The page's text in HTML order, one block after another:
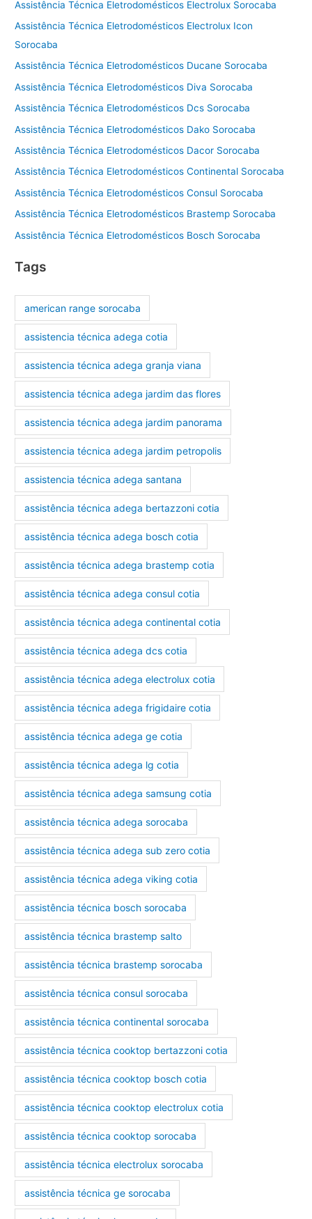
Assistência Técnica Eletrodomésticos Electrolux Sorocaba
Assistência Técnica Eletrodomésticos Electrolux Icon
Sorocaba
Assistência Técnica Eletrodomésticos Ducane Sorocaba
Assistência Técnica Eletrodomésticos Diva Sorocaba
Assistência Técnica Eletrodomésticos Dcs Sorocaba
Assistência Técnica Eletrodomésticos Dako Sorocaba
Assistência Técnica Eletrodomésticos Dacor Sorocaba
Assistência Técnica Eletrodomésticos Continental Sorocaba
Assistência Técnica Eletrodomésticos Consul Sorocaba
Assistência Técnica Eletrodomésticos Brastemp Sorocaba
Assistência Técnica Eletrodomésticos Bosch Sorocaba
Tags
american range sorocaba
assistencia técnica adega cotia
assistencia técnica adega granja viana
assistencia técnica adega jardim das flores
assistencia técnica adega jardim panorama
assistencia técnica adega jardim petropolis
assistencia técnica adega santana
assistência técnica adega bertazzoni cotia
assistência técnica adega bosch cotia
assistência técnica adega brastemp cotia
assistência técnica adega consul cotia
assistência técnica adega continental cotia
assistência técnica adega dcs cotia
assistência técnica adega electrolux cotia
assistência técnica adega frigidaire cotia
assistência técnica adega ge cotia
assistência técnica adega lg cotia
assistência técnica adega samsung cotia
assistência técnica adega sorocaba
assistência técnica adega sub zero cotia
assistência técnica adega viking cotia
assistência técnica bosch sorocaba
assistência técnica brastemp salto
assistência técnica brastemp sorocaba
assistência técnica consul sorocaba
assistência técnica continental sorocaba
assistência técnica cooktop bertazzoni cotia
assistência técnica cooktop bosch cotia
assistência técnica cooktop electrolux cotia
assistência técnica cooktop sorocaba
assistência técnica electrolux sorocaba
assistência técnica ge sorocaba